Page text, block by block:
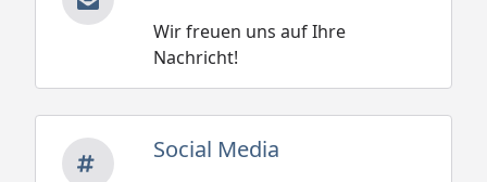
Wir freuen uns auf Ihre
Nachricht!
Social Media